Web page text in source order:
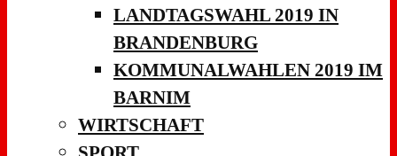
LANDTAGSWAHL 2019 IN
BRANDENBURG
KOMMUNALWAHLEN 2019 IM
BARNIM
WIRTSCHAFT